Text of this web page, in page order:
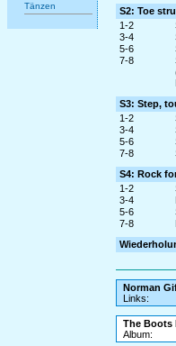
Tänzen
S2: Toe
1-2
3-4
5-6
7-8
S3: Step,
1-2
3-4
5-6
7-8
S4: Rock
1-2
3-4
5-6
7-8
Norman
Links:
The Boots
Album: